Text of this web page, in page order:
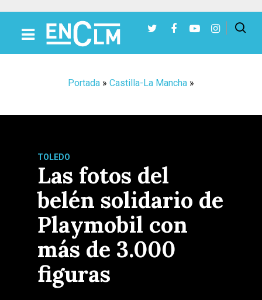
Portada » Castilla-La Mancha »
TOLEDO
Las fotos del
belén solidario de
Playmobil con
más de 3.000
figuras